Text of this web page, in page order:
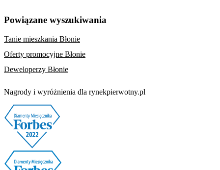
Powiązane wyszukiwania
Tanie mieszkania Błonie
Oferty promocyjne Błonie
Deweloperzy Błonie
Nagrody i wyróżnienia dla rynekpierwotny.pl